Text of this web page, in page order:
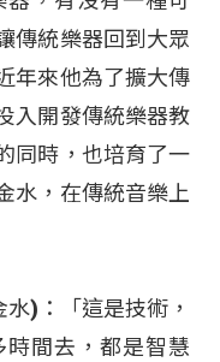
傳統樂器回到大眾
年來他為了擴大傳
入開發傳統樂器教
同時，也培育了一
水，在傳統音樂上
)：「這是技術，
間去，都是智慧